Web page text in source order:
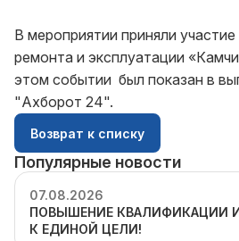
В мероприятии приняли
ремонта и эксплуатации
этом событии был показан в
"Ахборот 24".
Возврат к списку
Популярные новости
07.08.2026
ПОВЫШЕНИЕ КВАЛИФИКАЦИИ
К ЕДИНОЙ ЦЕЛИ!